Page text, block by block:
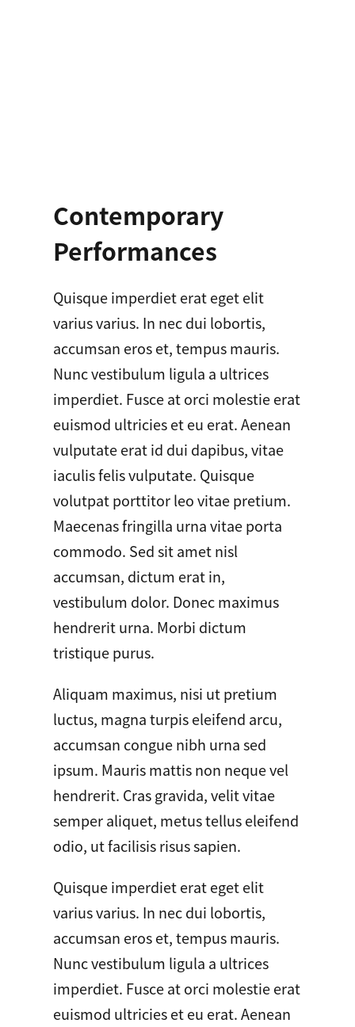
Contemporary
Performances
Quisque imperdiet erat eget elit
varius varius. In nec dui lobortis,
accumsan eros et, tempus mauris.
Nunc vestibulum ligula a ultrices
imperdiet. Fusce at orci molestie erat
euismod ultricies et eu erat. Aenean
vulputate erat id dui dapibus, vitae
iaculis felis vulputate. Quisque
volutpat porttitor leo vitae pretium.
Maecenas fringilla urna vitae porta
commodo. Sed sit amet nisl
accumsan, dictum erat in,
vestibulum dolor. Donec maximus
hendrerit urna. Morbi dictum
tristique purus.
Aliquam maximus, nisi ut pretium
luctus, magna turpis eleifend arcu,
accumsan congue nibh urna sed
ipsum. Mauris mattis non neque vel
hendrerit. Cras gravida, velit vitae
semper aliquet, metus tellus eleifend
odio, ut facilisis risus sapien.
Quisque imperdiet erat eget elit
varius varius. In nec dui lobortis,
accumsan eros et, tempus mauris.
Nunc vestibulum ligula a ultrices
imperdiet. Fusce at orci molestie erat
euismod ultricies et eu erat. Aenean